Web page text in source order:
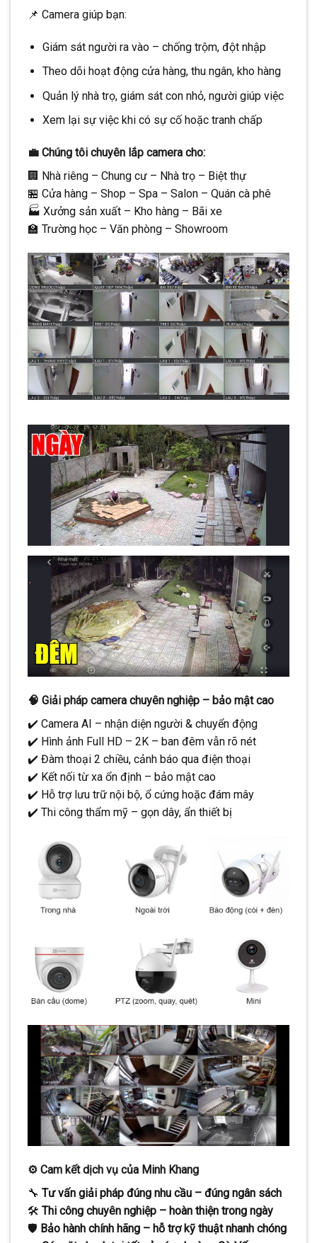
📌 Camera giúp bạn:
Giám sát người ra vào – chống trộm, đột nhập
Theo dõi hoạt động cửa hàng, thu ngân, kho hàng
Quản lý nhà trọ, giám sát con nhỏ, người giúp việc
Xem lại sự việc khi có sự cố hoặc tranh chấp
💼 Chúng tôi chuyên lắp camera cho:
🏢 Nhà riêng – Chung cư – Nhà trọ – Biệt thự
🏪 Cửa hàng – Shop – Spa – Salon – Quán cà phê
🏭 Xưởng sản xuất – Kho hàng – Bãi xe
🏫 Trường học – Văn phòng – Showroom
🧠 Giải pháp camera chuyên nghiệp – bảo mật cao
✔️ Camera AI – nhận diện người & chuyển động
✔️ Hình ảnh Full HD – 2K – ban đêm vẫn rõ nét
✔️ Đàm thoại 2 chiều, cảnh báo qua điện thoại
✔️ Kết nối từ xa ổn định – bảo mật cao
✔️ Hỗ trợ lưu trữ nội bộ, ổ cứng hoặc đám mây
✔️ Thi công thẩm mỹ – gọn dây, ẩn thiết bị
⚙️ Cam kết dịch vụ của Minh Khang
🔧 Tư vấn giải pháp đúng nhu cầu – đúng ngân sách
🛠️ Thi công chuyên nghiệp – hoàn thiện trong ngày
🛡️ Bảo hành chính hãng – hỗ trợ kỹ thuật nhanh chóng